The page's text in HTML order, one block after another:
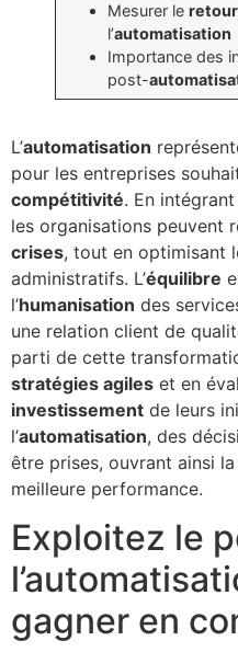
Mesurer le
l’automatisation
Importance des
post-
L’automatisation
pour les entreprises
compétitivité. En
les organisations peuvent
crises, tout en optimisant
administratifs. L’équilibre
l’humanisation des
une relation client de
parti de cette
stratégies agiles et en
investissement de leurs
l’automatisation, des
être prises, ouvrant ainsi la
meilleure performance.
Exploitez le
gagner en